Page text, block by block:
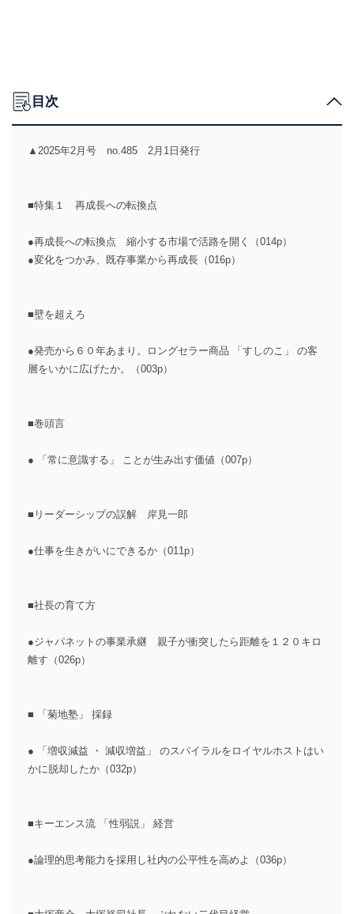
目次
▲2025年2月号 no.485 2月1日発行
■特集１ 再成長への転換点
●再成長への転換点 縮小する市場で活路を開く（014p）
●変化をつかみ、既存事業から再成長（016p）
■壁を超えろ
●発売から６０年あまり。ロングセラー商品 「すしのこ」 の客
層をいかに広げたか。（003p）
■巻頭言
● 「常に意識する」 ことが生み出す価値（007p）
■リーダーシップの誤解 岸見一郎
●仕事を生きがいにできるか（011p）
■社長の育て方
●ジャパネットの事業承継 親子が衝突したら距離を１２０キロ
離す（026p）
■ 「菊地塾」 採録
● 「増収減益 ・ 減収増益」 のスパイラルをロイヤルホストはい
かに脱却したか（032p）
■キーエンス流 「性弱説」 経営
●論理的思考能力を採用し社内の公平性を高めよ（036p）